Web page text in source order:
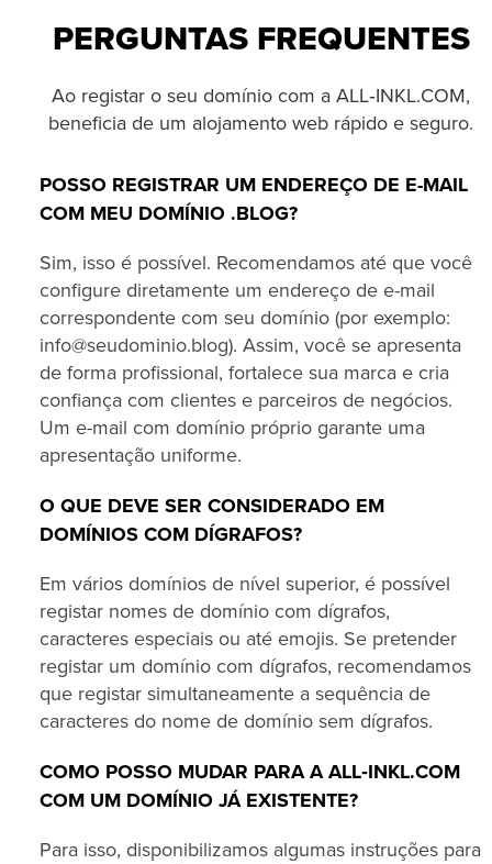
PERGUNTAS FREQUENTES
Ao registar o seu domínio com a ALL‑INKL.COM,
beneficia de um alojamento web rápido e seguro.
POSSO REGISTRAR UM ENDEREÇO DE E-MAIL
COM MEU DOMÍNIO .BLOG?
Sim, isso é possível. Recomendamos até que você
configure diretamente um endereço de e-mail
correspondente com seu domínio (por exemplo:
info@seudominio.blog). Assim, você se apresenta
de forma profissional, fortalece sua marca e cria
confiança com clientes e parceiros de negócios.
Um e-mail com domínio próprio garante uma
apresentação uniforme.
O QUE DEVE SER CONSIDERADO EM
DOMÍNIOS COM DÍGRAFOS?
Em vários domínios de nível superior, é possível
registar nomes de domínio com dígrafos,
caracteres especiais ou até emojis. Se pretender
registar um domínio com dígrafos, recomendamos
que registar simultaneamente a sequência de
caracteres do nome de domínio sem dígrafos.
COMO POSSO MUDAR PARA A ALL‑INKL.COM
COM UM DOMÍNIO JÁ EXISTENTE?
Para isso, disponibilizamos algumas instruções para